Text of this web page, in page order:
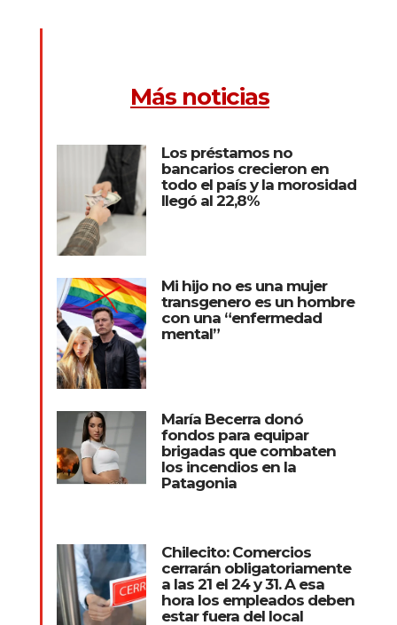
Más noticias
Los préstamos no
bancarios crecieron en
todo el país y la morosidad
llegó al 22,8%
Mi hijo no es una mujer
transgenero es un hombre
con una “enfermedad
mental”
María Becerra donó
fondos para equipar
brigadas que combaten
los incendios en la
Patagonia
Chilecito: Comercios
cerrarán obligatoriamente
a las 21 el 24 y 31. A esa
hora los empleados deben
estar fuera del local